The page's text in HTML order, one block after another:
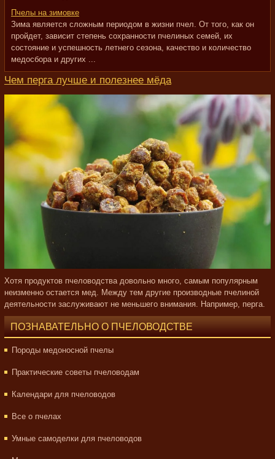
Пчелы на зимовке
Зима является сложным периодом в жизни пчел. От того, как он
пройдет, зависит степень сохранности пчелиных семей, их
состояние и успешность летнего сезона, качество и количество
медосбора и других ...
Чем перга лучше и полезнее мёда
Хотя продуктов пчеловодства довольно много, самым популярным
неизменно остается мед. Между тем другие производные пчелиной
деятельности заслуживают не меньшего внимания. Например, перга.
ПОЗНАВАТЕЛЬНО О ПЧЕЛОВОДСТВЕ
Породы медоносной пчелы
Практические советы пчеловодам
Календари для пчеловодов
Все о пчелах
Умные самоделки для пчеловодов